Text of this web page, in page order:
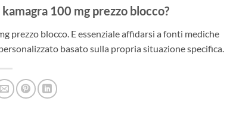
100 mg prezzo blocco?
prezzo blocco. E essenziale affidarsi a fonti mediche
basato sulla propria situazione specifica.